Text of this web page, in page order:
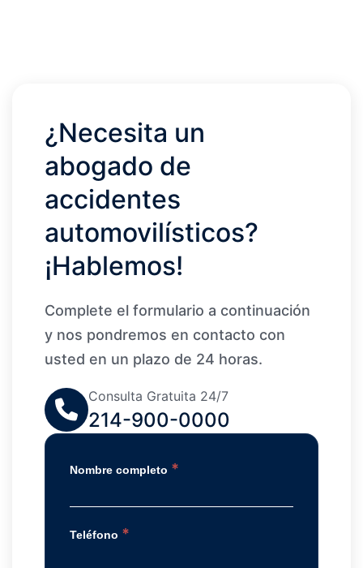
¿Necesita un
abogado de
accidentes
automovilísticos?
¡Hablemos!
Complete el formulario a continuación
y nos pondremos en contacto con
usted en un plazo de 24 horas.
Consulta Gratuita 24/7
214-900-0000
Nombre completo *
Teléfono *